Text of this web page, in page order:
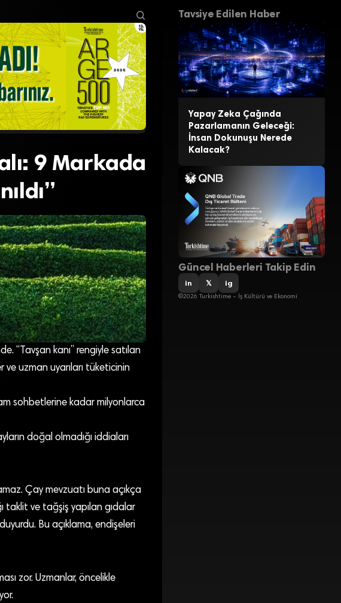
9 Markada
“Tavşan kanı” rengiyle satılan
ve uzman uyarıları tüketicinin
sohbetlerine kadar milyonlarca
doğal olmadığı iddiaları
Çay mevzuatı buna açıkça
taklit ve tağşiş yapılan gıdalar
Bu açıklama, endişeleri
zor. Uzmanlar, öncelikle
Tavsiye Edilen Haber
Yapay Zeka Çağında
Pazarlamanın Geleceği:
İnsan Dokunuşu Nerede
Kalacak?
Güncel Haberleri Takip Edin
in 𝕏 ig
©2026 Turkishtime – İş Kültürü ve Ekonomi